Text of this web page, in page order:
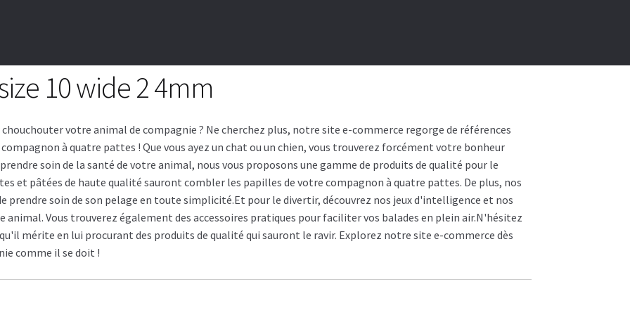
10 wide 2 4mm
votre animal de compagnie ? Ne cherchez plus, notre site e-commerce regorge de références
à quatre pattes ! Que vous ayez un chat ou un chien, vous trouverez forcément votre bonheur
soin de la santé de votre animal, nous vous proposons une gamme de produits de qualité pour le
et pâtées de haute qualité sauront combler les papilles de votre compagnon à quatre pattes. De plus, nos
soin de son pelage en toute simplicité.Et pour le divertir, découvrez nos jeux d'intelligence et nos
Vous trouverez également des accessoires pratiques pour faciliter vos balades en plein air.N'hésitez
mérite en lui procurant des produits de qualité qui sauront le ravir. Explorez notre site e-commerce dès
comme il se doit !